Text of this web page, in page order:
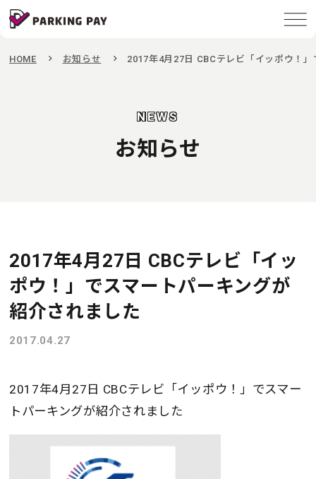
HOME お知らせ 2017年4月27日 CBCテレビ「イッポウ！
NEWS
お知らせ
2017年4月27日 CBCテレビ「イッ
ポウ！」でスマートパーキングが
紹介されました
2017.04.27
2017年4月27日 CBCテレビ「イッポウ！」でスマー
トパーキングが紹介されました